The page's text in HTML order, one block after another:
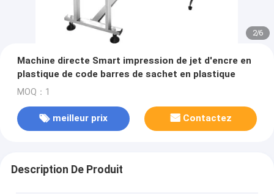
2/6
Machine directe Smart impression de jet d'encre en
plastique de code barres de sachet en plastique
MOQ：1
meilleur prix Contactez
Description De Produit